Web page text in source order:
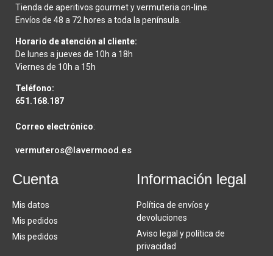
Tienda de aperitivos gourmet y vermuteria on-line.
Envíos de 48 a 72 hores a toda la península.
Horario de atención al cliente:
De lunes a jueves de 10h a 18h
Viernes de 10h a 15h
Teléfono:
651.168.187
Correo electrónico:
vermuteros@lavermood.es
Cuenta
Mis datos
Mis pedidos
Mis pedidos
Información legal
Política de envíos y
devoluciones
Aviso legal y política de
privacidad